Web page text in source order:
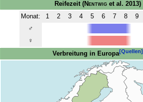
Reifezeit (Nentwiget al. 2013)
Monat:
1 2 3 4 5 6 7 8 9
♂
♀
Verbreitung in Europa[Quellen]